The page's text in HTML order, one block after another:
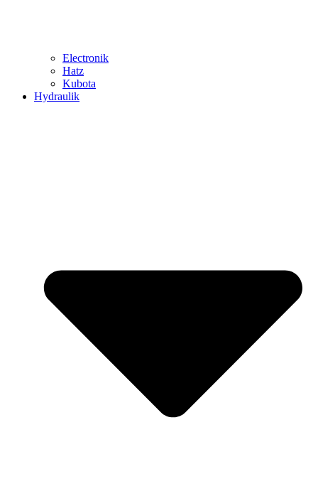
Electronik
Hatz
Kubota
Hydraulik